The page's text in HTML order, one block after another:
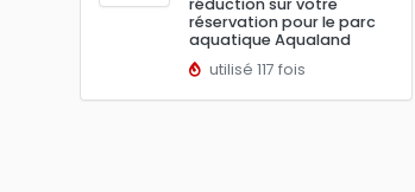
réduction sur votre
réservation pour le parc
aquatique Aqualand
utilisé 117 fois